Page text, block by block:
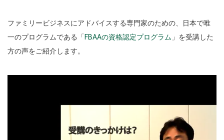
ファミリービジネスにアドバイスする専門家のための、日本で唯
一のプログラムである「 FBAAの資格認定プログラム 」を受講した
方の声をご紹介します。